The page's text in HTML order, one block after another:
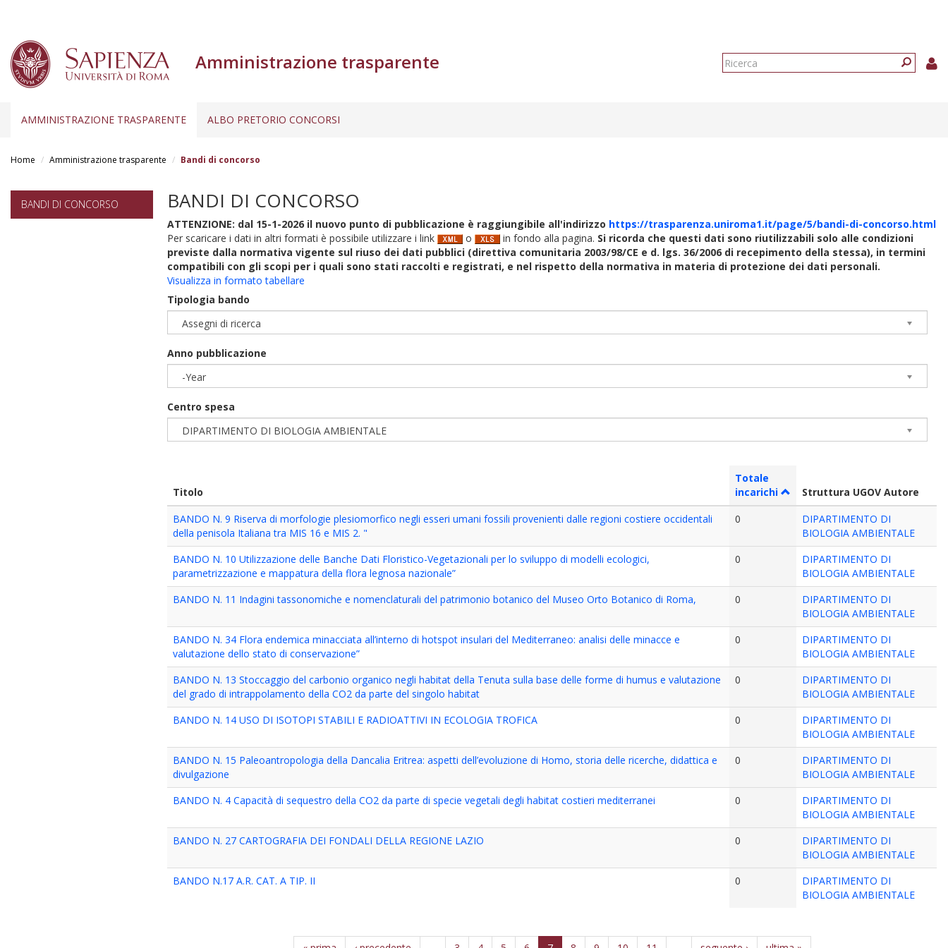
Amministrazione trasparente
Form
AMMINISTRAZIONE TRASPARENTE ALBO PRETORIO CONCORSI
Home Amministrazione trasparente Bandi di concorso
BANDI DI CONCORSO BANDI DI CONCORSO
ATTENZIONE: dal 15-1-2026 il nuovo punto di pubblicazione è raggiungibile all'indirizzo https://trasparenza.uniroma1.it/page/5/bandi-di-concorso.html
Per scaricare i dati in altri formati è possibile utilizzare i link
o in fondo alla pagina. Si ricorda che questi dati sono riutilizzabili solo alle condizioni
previste dalla normativa vigente sul riuso dei dati pubblici (direttiva comunitaria 2003/98/CE e d. lgs. 36/2006 di recepimento della stessa), in termini
compatibili con gli scopi per i quali sono stati raccolti e registrati, e nel rispetto della normativa in materia di protezione dei dati personali.
Visualizza in formato tabellare
Tipologia bando
Assegni di ricerca
Anno pubblicazione
-Year
Centro spesa
DIPARTIMENTO DI BIOLOGIA AMBIENTALE
Titolo
Totale
incarichi
Struttura UGOV Autore
BANDO N. 9 Riserva di morfologie plesiomorfico negli esseri umani fossili provenienti dalle regioni costiere occidentali
della penisola Italiana tra MIS 16 e MIS 2. "
0
DIPARTIMENTO DI
BIOLOGIA AMBIENTALE
BANDO N. 10 Utilizzazione delle Banche Dati Floristico-Vegetazionali per lo sviluppo di modelli ecologici,
parametrizzazione e mappatura della flora legnosa nazionale”
0
DIPARTIMENTO DI
BIOLOGIA AMBIENTALE
BANDO N. 11 Indagini tassonomiche e nomenclaturali del patrimonio botanico del Museo Orto Botanico di Roma,
0
DIPARTIMENTO DI
BIOLOGIA AMBIENTALE
BANDO N. 34 Flora endemica minacciata all’interno di hotspot insulari del Mediterraneo: analisi delle minacce e
valutazione dello stato di conservazione”
0
DIPARTIMENTO DI
BIOLOGIA AMBIENTALE
BANDO N. 13 Stoccaggio del carbonio organico negli habitat della Tenuta sulla base delle forme di humus e valutazione
del grado di intrappolamento della CO2 da parte del singolo habitat
0
DIPARTIMENTO DI
BIOLOGIA AMBIENTALE
BANDO N. 14 USO DI ISOTOPI STABILI E RADIOATTIVI IN ECOLOGIA TROFICA
0
DIPARTIMENTO DI
BIOLOGIA AMBIENTALE
BANDO N. 15 Paleoantropologia della Dancalia Eritrea: aspetti dell’evoluzione di Homo, storia delle ricerche, didattica e
divulgazione
0
DIPARTIMENTO DI
BIOLOGIA AMBIENTALE
BANDO N. 4 Capacità di sequestro della CO2 da parte di specie vegetali degli habitat costieri mediterranei
0
DIPARTIMENTO DI
BIOLOGIA AMBIENTALE
BANDO N. 27 CARTOGRAFIA DEI FONDALI DELLA REGIONE LAZIO
0
DIPARTIMENTO DI
BIOLOGIA AMBIENTALE
BANDO N.17 A.R. CAT. A TIP. II
0
DIPARTIMENTO DI
BIOLOGIA AMBIENTALE